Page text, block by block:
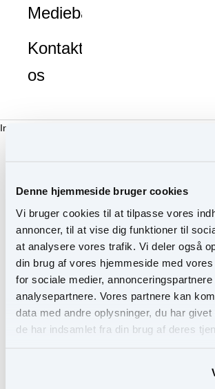
Denne hjemmeside bruger cookies
Vi bruger cookies til at tilpasse vores
annoncer, til at vise dig funktioner til
at analysere vores trafik. Vi deler også
din brug af vores hjemmeside med
for sociale medier, annonceringspartnere
analysepartnere. Vores partnere kan
data med andre oplysninger, du har
de har indsamlet fra din brug af deres
Mediebank
Kontakt
os
Indkøbskurv
Din indkøbskurv er tom
Fortsæt med at handle
Anvendelse
Anvendelse
Anvend applikatoren til let og glidende
Anvendes alene eller ovenpå lip pencil eller
Ingredienser
Ingredienser
Hydrogenated Poly(C6-14 Olefin), Ethylhexyl
Silica, Copernicia Cerifera (Carnauba) Wax/